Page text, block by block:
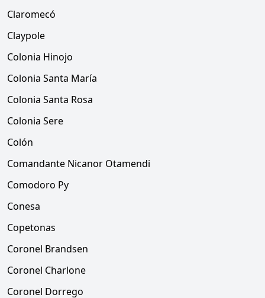
Claromecó
Claypole
Colonia Hinojo
Colonia Santa María
Colonia Santa Rosa
Colonia Sere
Colón
Comandante Nicanor Otamendi
Comodoro Py
Conesa
Copetonas
Coronel Brandsen
Coronel Charlone
Coronel Dorrego